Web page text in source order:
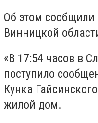
Об этом сообщили
Винницкой
«В 17:54 часов в
поступило
Кунка
жилой дом.